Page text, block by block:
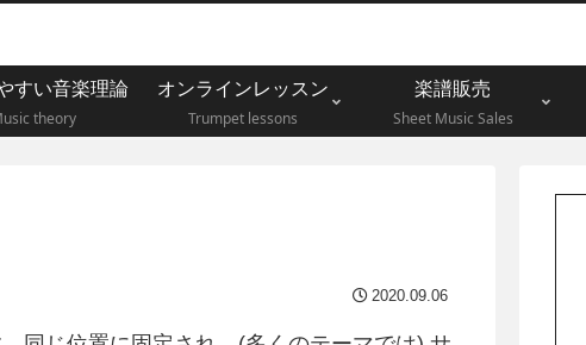
すい音楽理論
theory
オンラインレッスン
Trumpet lessons
楽譜販売
Sheet Music Sales
2020.09.06